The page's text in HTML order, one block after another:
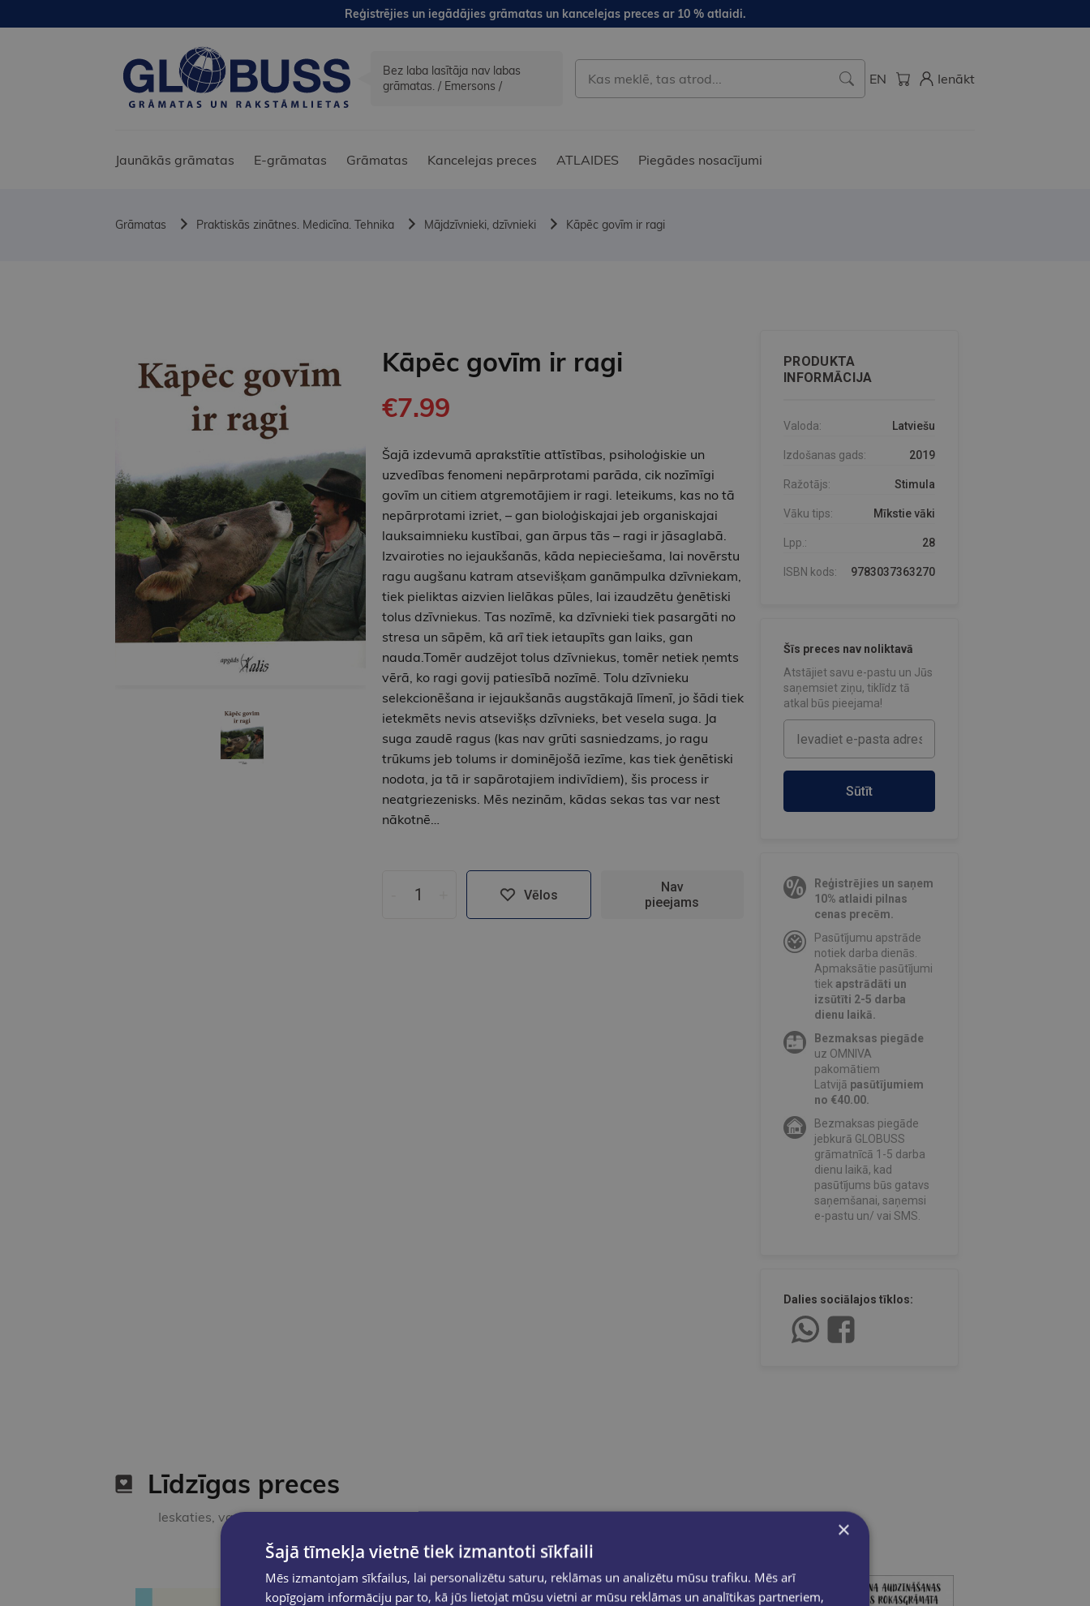
Reģistrējies un iegādājies grāmatas un kancelejas preces ar 10 % atlaidi.
Bez laba lasītāja nav labas
grāmatas. / Emersons /
EN Ienākt
Jaunākās grāmatas E-grāmatas Grāmatas Kancelejas preces ATLAIDES Piegādes nosacījumi
Grāmatas Praktiskās zinātnes. Medicīna. Tehnika Mājdzīvnieki, dzīvnieki Kāpēc govīm ir ragi
Kāpēc govīm ir ragi
€7.99
Šajā izdevumā aprakstītie attīstības, psiholoģiskie un
uzvedības fenomeni nepārprotami parāda, cik nozīmīgi
govīm un citiem atgremotājiem ir ragi. Ieteikums, kas no tā
nepārprotami izriet, – gan bioloģiskajai jeb organiskajai
lauksaimnieku kustībai, gan ārpus tās – ragi ir jāsaglabā.
Izvairoties no iejaukšanās, kāda nepieciešama, lai novērstu
ragu augšanu katram atsevišķam ganāmpulka dzīvniekam,
tiek pieliktas aizvien lielākas pūles, lai izaudzētu ģenētiski
tolus dzīvniekus. Tas nozīmē, ka dzīvnieki tiek pasargāti no
stresa un sāpēm, kā arī tiek ietaupīts gan laiks, gan
nauda.Tomēr audzējot tolus dzīvniekus, tomēr netiek ņemts
vērā, ko ragi govij patiesībā nozīmē. Tolu dzīvnieku
selekcionēšana ir iejaukšanās augstākajā līmenī, jo šādi tiek
ietekmēts nevis atsevišķs dzīvnieks, bet vesela suga. Ja
suga zaudē ragus (kas nav grūti sasniedzams, jo ragu
trūkums jeb tolums ir dominējošā iezīme, kas tiek ģenētiski
nodota, ja tā ir sapārotajiem indivīdiem), šis process ir
neatgriezenisks. Mēs nezinām, kādas sekas tas var nest
nākotnē…
Vēlos
Nav
pieejams
PRODUKTA
INFORMĀCIJA
Valoda: Latviešu
Izdošanas gads: 2019
Ražotājs: Stimula
Vāku tips: Mīkstie vāki
Lpp.: 28
ISBN kods: 9783037363270
Šīs preces nav noliktavā
Atstājiet savu e-pastu un Jūs
saņemsiet ziņu, tiklīdz tā
atkal būs pieejama!
Sūtīt
Reģistrējies un saņem
10% atlaidi pilnas
cenas precēm.
Pasūtījumu apstrāde
notiek darba dienās.
Apmaksātie pasūtījumi
tiekapstrādāti un
izsūtīti 2-5 darba
dienu laikā.
Bezmaksas piegāde
uz OMNIVA
pakomātiem
Latvijā pasūtījumiem
no €40.00.
Bezmaksas piegāde
jebkurā GLOBUSS
grāmatnīcā 1-5 darba
dienu laikā, kad
pasūtījums būs gatavs
saņemšanai, saņemsi
e-pastu un/ vai SMS.
Dalies sociālajos tīklos:
Līdzīgas preces
Ieskaties, varbūt noder ×
Šajā tīmekļa vietnē tiek izmantoti sīkfaili
Mēs izmantojam sīkfailus, lai personalizētu saturu, reklāmas un analizētu mūsu trafiku. Mēs arī
kopīgojam informāciju par to, kā jūs lietojat mūsu vietni ar mūsu reklāmas un analītikas partneriem,